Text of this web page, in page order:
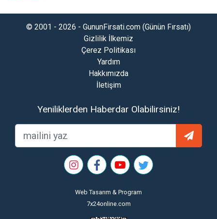
© 2001 - 2026 - GununFirsati.com (Günün Fırsatı)
Gizlilik İlkemiz
Çerez Politikası
Yardım
Hakkımızda
İletişim
Yeniliklerden Haberdar Olabilirsiniz!
Web Tasarım & Program
7x24online.com